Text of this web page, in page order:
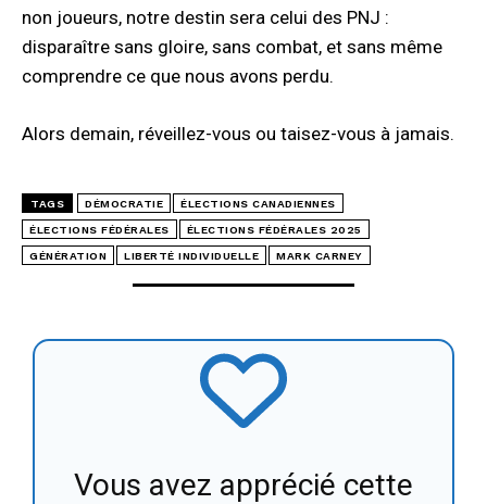
non joueurs, notre destin sera celui des PNJ :
disparaître sans gloire, sans combat, et sans même
comprendre ce que nous avons perdu.
Alors demain, réveillez-vous ou taisez-vous à jamais.
TAGS DÉMOCRATIE ÉLECTIONS CANADIENNES
ÉLECTIONS FÉDÉRALES ÉLECTIONS FÉDÉRALES 2025
GÉNÉRATION LIBERTÉ INDIVIDUELLE MARK CARNEY
Vous avez apprécié cette